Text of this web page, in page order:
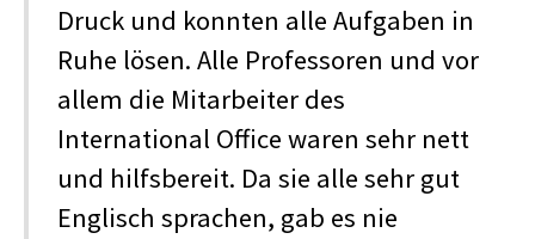
Druck und konnten alle Aufgaben in
Ruhe lösen. Alle Professoren und vor
allem die Mitarbeiter des
International Office waren sehr nett
und hilfsbereit. Da sie alle sehr gut
Englisch sprachen, gab es nie